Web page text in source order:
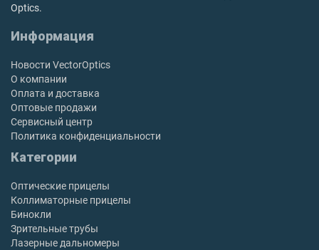
Optics.
Информация
Новости VectorOptics
О компании
Оплата и доставка
Оптовые продажи
Сервисный центр
Политика конфиденциальности
Категории
Оптические прицелы
Коллиматорные прицелы
Бинокли
Зрительные трубы
Лазерные дальномеры